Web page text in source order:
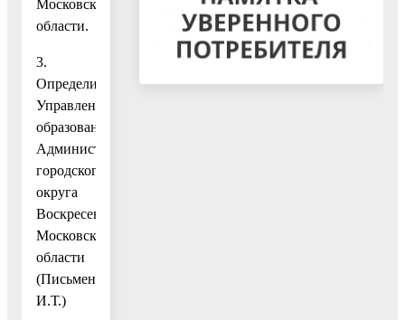
Московской
области.
3.
Определить
Управление
образования
Администрации
городского
округа
Воскресенск
Московской
области
(Письменная
И.Т.)